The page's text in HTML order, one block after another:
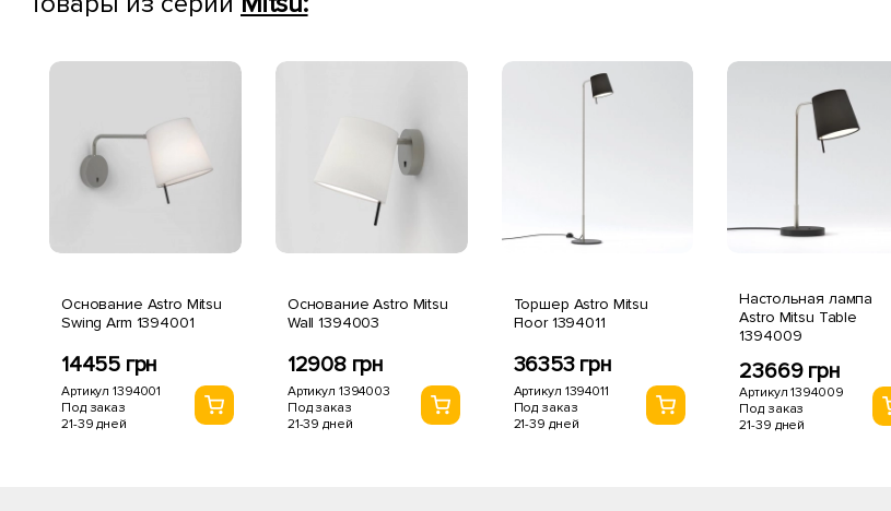
Основание Astro Mitsu
Swing Arm 1394001
14455 грн
Артикул 1394001
Под заказ
21-39 дней
Основание Astro Mitsu
Wall 1394003
12908 грн
Артикул 1394003
Под заказ
21-39 дней
Торшер Astro Mitsu
Floor 1394011
36353 грн
Артикул 1394011
Под заказ
21-39 дней
Настольная лампа
Astro Mitsu Table
1394009
23669 грн
Артикул 1394009
Под заказ
21-39 дней